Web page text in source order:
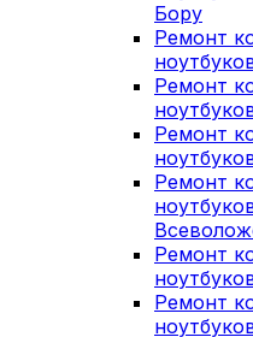
Бору
Ремонт
Ремонт
Ремонт
Ремонт
Ремонт
Ремонт